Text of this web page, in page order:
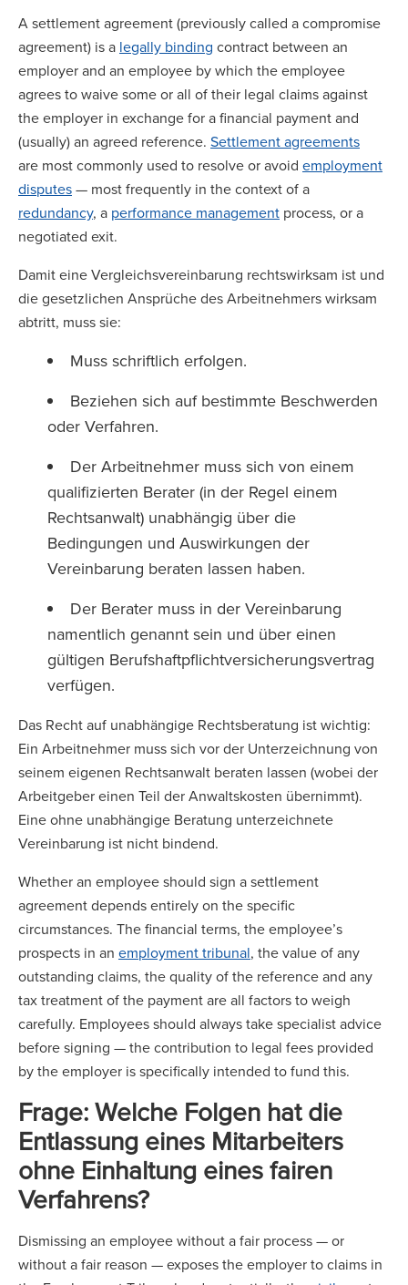
A settlement agreement (previously called a compromise
agreement) is a legally binding contract between an
employer and an employee by which the employee
agrees to waive some or all of their legal claims against
the employer in exchange for a financial payment and
(usually) an agreed reference. Settlement agreements
are most commonly used to resolve or avoid employment
disputes— most frequently in the context of a
redundancy, a performance management process, or a
negotiated exit.
Damit eine Vergleichsvereinbarung rechtswirksam ist und
die gesetzlichen Ansprüche des Arbeitnehmers wirksam
abtritt, muss sie:
Muss schriftlich erfolgen.
Beziehen sich auf bestimmte Beschwerden
oder Verfahren.
Der Arbeitnehmer muss sich von einem
qualifizierten Berater (in der Regel einem
Rechtsanwalt) unabhängig über die
Bedingungen und Auswirkungen der
Vereinbarung beraten lassen haben.
Der Berater muss in der Vereinbarung
namentlich genannt sein und über einen
gültigen Berufshaftpflichtversicherungsvertrag
verfügen.
Das Recht auf unabhängige Rechtsberatung ist wichtig:
Ein Arbeitnehmer muss sich vor der Unterzeichnung von
seinem eigenen Rechtsanwalt beraten lassen (wobei der
Arbeitgeber einen Teil der Anwaltskosten übernimmt).
Eine ohne unabhängige Beratung unterzeichnete
Vereinbarung ist nicht bindend.
Whether an employee should sign a settlement
agreement depends entirely on the specific
circumstances. The financial terms, the employee’s
prospects in an employment tribunal, the value of any
outstanding claims, the quality of the reference and any
tax treatment of the payment are all factors to weigh
carefully. Employees should always take specialist advice
before signing — the contribution to legal fees provided
by the employer is specifically intended to fund this.
Frage: Welche Folgen hat die
Entlassung eines Mitarbeiters
ohne Einhaltung eines fairen
Verfahrens?
Dismissing an employee without a fair process — or
without a fair reason — exposes the employer to claims in